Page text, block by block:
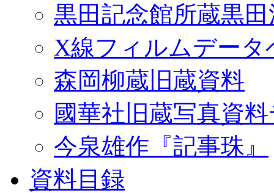
黒田記念館所蔵黒
X線フィルムデータ
森岡柳蔵旧蔵資料
國華社旧蔵写真資
今泉雄作『記事珠』
資料目録